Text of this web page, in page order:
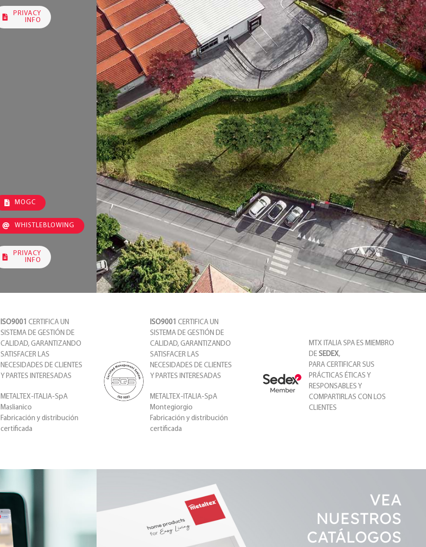
PRIVACY
INFO
MOGC
WHISTLEBLOWING
PRIVACY
INFO
ISO9001 CERTIFICA UN
SISTEMA DE GESTIÓN DE
CALIDAD, GARANTIZANDO
SATISFACER LAS
NECESIDADES DE CLIENTES
Y PARTES INTERESADAS
METALTEX-ITALIA-SpA
Maslianico
Fabricación y distribución
certificada
ISO9001CERTIFICA UN
SISTEMA DE GESTIÓN DE
CALIDAD, GARANTIZANDO
SATISFACER LAS
NECESIDADES DE CLIENTES
Y PARTES INTERESADAS
METALTEX-ITALIA-SpA
Montegiorgio
Fabricación y distribución
certificada
MTX ITALIA SPA ES MIEMBRO
DE SEDEX,
PARA CERTIFICAR SUS
PRÁCTICAS ÉTICAS Y
RESPONSABLES Y
COMPARTIRLAS CON LOS
CLIENTES
VEA
NUESTROS
CATÁLOGOS